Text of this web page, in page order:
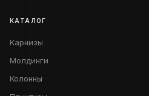
КАТАЛОГ
Карнизы
Молдинги
Колонны